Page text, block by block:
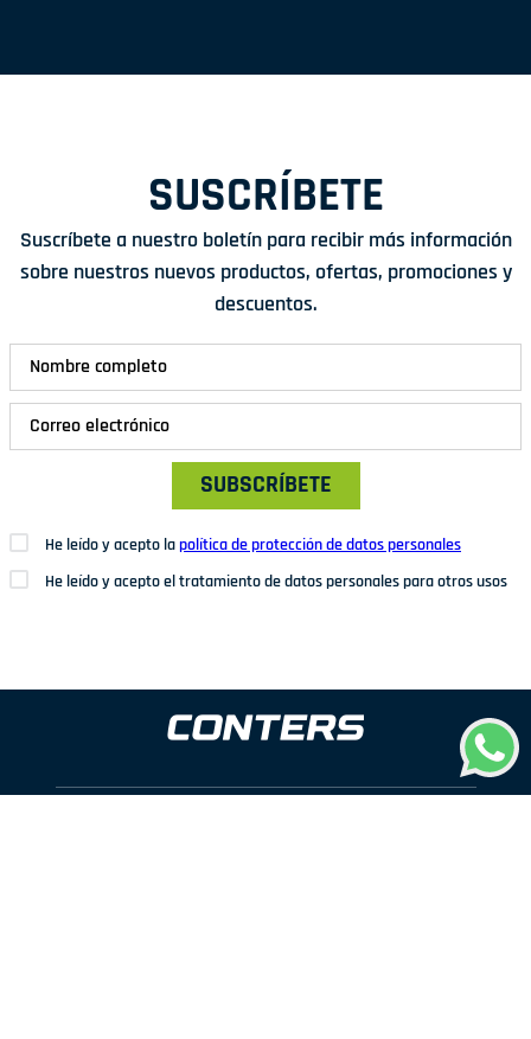
SUSCRÍBETE
Suscríbete a nuestro boletín para recibir más información
sobre nuestros nuevos productos, ofertas, promociones y
descuentos.
SUBSCRÍBETE
He leído y acepto lapolítica de protección de datos personales
He leído y acepto el tratamiento de datos personales para otros usos